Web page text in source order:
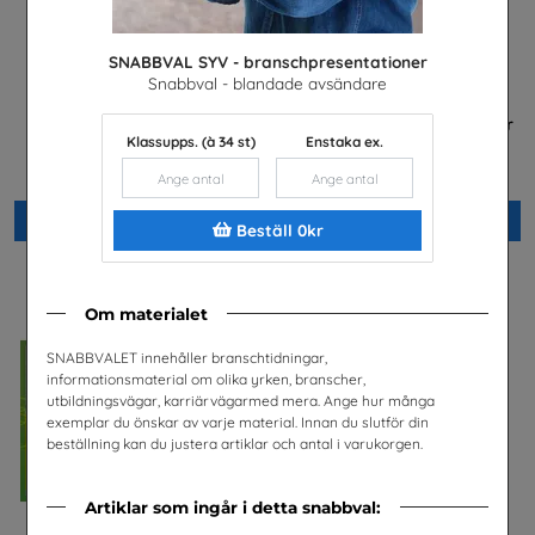
SNABBVAL SYV - branschpresentationer
Snabbval - blandade avsändare
Klassupps. (à 34 st) Enstaka ex.
Beställ 0kr
Om materialet
SNABBVALET innehåller branschtidningar,
informationsmaterial om olika yrken, branscher,
utbildningsvägar, karriärvägarmed mera. Ange hur många
exemplar du önskar av varje material. Innan du slutför din
beställning kan du justera artiklar och antal i varukorgen.
Artiklar som ingår i detta snabbval:
Energiföretagen Sverige
FRAMTIDEN är i dina händer
Trä- och Möbelföretagen (TMF),
bransch- och
arbetsgivarorganisation